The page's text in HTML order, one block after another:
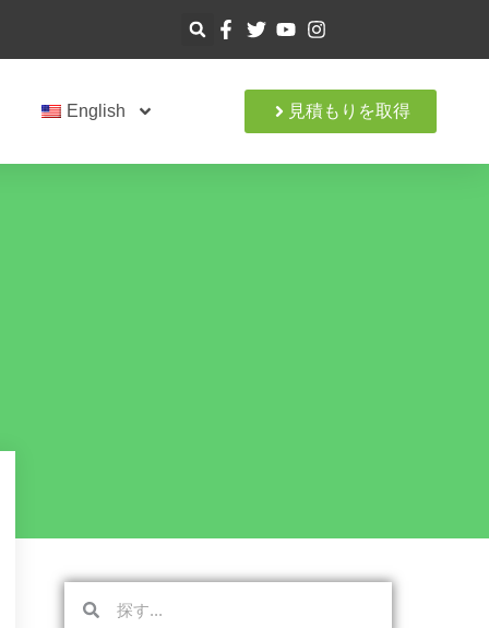
English 見積もりを取得